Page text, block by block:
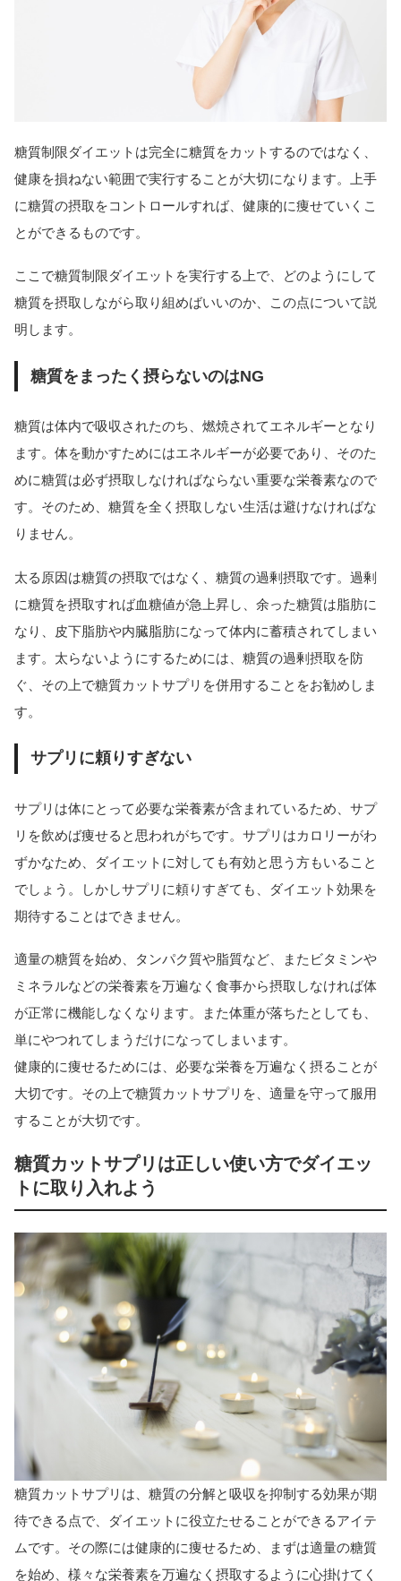
糖質制限ダイエットは完全に糖質をカットするのではなく、
健康を損ねない範囲で実行することが大切になります。上手
に糖質の摂取をコントロールすれば、健康的に痩せていくこ
とができるものです。
ここで糖質制限ダイエットを実行する上で、どのようにして
糖質を摂取しながら取り組めばいいのか、この点について説
明します。
糖質をまったく摂らないのはNG
糖質は体内で吸収されたのち、燃焼されてエネルギーとなり
ます。体を動かすためにはエネルギーが必要であり、そのた
めに糖質は必ず摂取しなければならない重要な栄養素なので
す。そのため、糖質を全く摂取しない生活は避けなければな
りません。
太る原因は糖質の摂取ではなく、糖質の過剰摂取です。過剰
に糖質を摂取すれば血糖値が急上昇し、余った糖質は脂肪に
なり、皮下脂肪や内臓脂肪になって体内に蓄積されてしまい
ます。太らないようにするためには、糖質の過剰摂取を防
ぐ、その上で糖質カットサプリを併用することをお勧めしま
す。
サプリに頼りすぎない
サプリは体にとって必要な栄養素が含まれているため、サプ
リを飲めば痩せると思われがちです。サプリはカロリーがわ
ずかなため、ダイエットに対しても有効と思う方もいること
でしょう。しかしサプリに頼りすぎても、ダイエット効果を
期待することはできません。
適量の糖質を始め、タンパク質や脂質など、またビタミンや
ミネラルなどの栄養素を万遍なく食事から摂取しなければ体
が正常に機能しなくなります。また体重が落ちたとしても、
単にやつれてしまうだけになってしまいます。
健康的に痩せるためには、必要な栄養を万遍なく摂ることが
大切です。その上で糖質カットサプリを、適量を守って服用
することが大切です。
糖質カットサプリは正しい使い方でダイエッ
トに取り入れよう
糖質カットサプリは、糖質の分解と吸収を抑制する効果が期
待できる点で、ダイエットに役立たせることができるアイテ
ムです。その際には健康的に痩せるため、まずは適量の糖質
を始め、様々な栄養素を万遍なく摂取するように心掛けてく